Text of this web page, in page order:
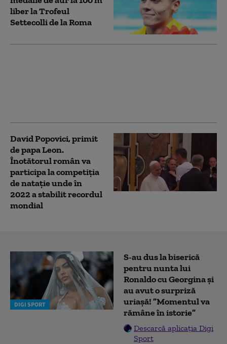
liber la Trofeul
Settecolli de la Roma
David Popovici, primit
de papa Leon.
Înotătorul român va
participa la competiția
de natație unde în
2022 a stabilit recordul
mondial
DIGI SPORT
S-au dus la biserică
pentru nunta lui
Ronaldo cu Georgina și
au avut o surpriză
uriașă! ”Momentul va
rămâne în istorie”
Descarcă aplicația Digi
Sport